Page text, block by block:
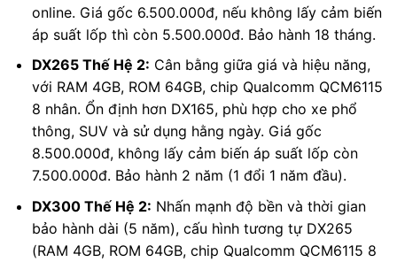
online. Giá gốc 6.500.000đ, nếu không lấy cảm biến
áp suất lốp thì còn 5.500.000đ. Bảo hành 18 tháng.
DX265 Thế Hệ 2: Cân bằng giữa giá và hiệu năng,
với RAM 4GB, ROM 64GB, chip Qualcomm QCM6115
8 nhân. Ổn định hơn DX165, phù hợp cho xe phổ
thông, SUV và sử dụng hằng ngày. Giá gốc
8.500.000đ, không lấy cảm biến áp suất lốp còn
7.500.000đ. Bảo hành 2 năm (1 đổi 1 năm đầu).
DX300 Thế Hệ 2: Nhấn mạnh độ bền và thời gian
bảo hành dài (5 năm), cấu hình tương tự DX265
(RAM 4GB, ROM 64GB, chip Qualcomm QCM6115 8